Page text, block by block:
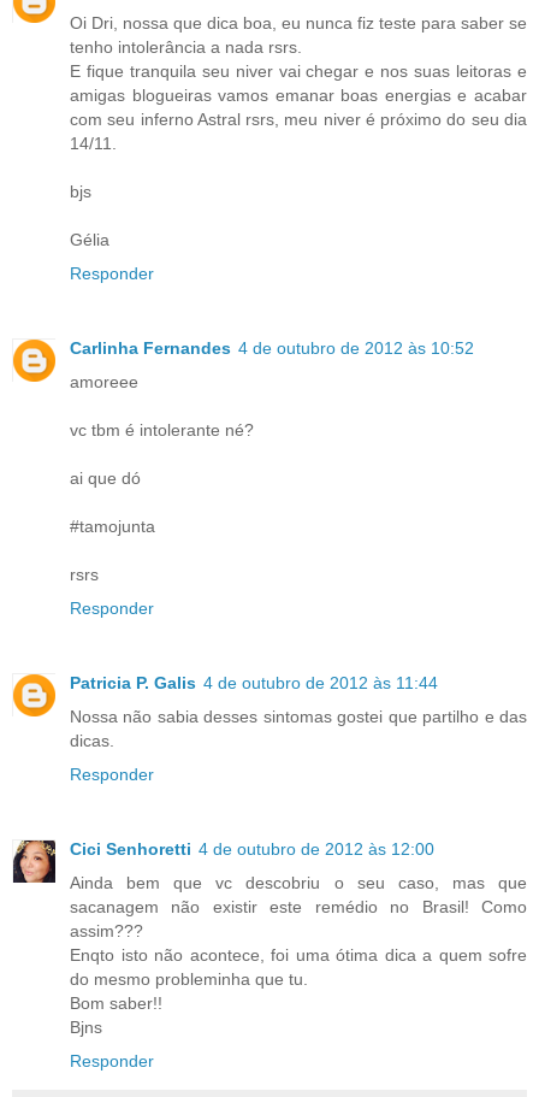
Oi Dri, nossa que dica boa, eu nunca fiz teste para saber se
tenho intolerância a nada rsrs.
E fique tranquila seu niver vai chegar e nos suas leitoras e
amigas blogueiras vamos emanar boas energias e acabar
com seu inferno Astral rsrs, meu niver é próximo do seu dia
14/11.
bjs
Gélia
Responder
Carlinha Fernandes 4 de outubro de 2012 às 10:52
amoreee
vc tbm é intolerante né?
ai que dó
#tamojunta
rsrs
Responder
Patricia P. Galis 4 de outubro de 2012 às 11:44
Nossa não sabia desses sintomas gostei que partilho e das
dicas.
Responder
Cici Senhoretti 4 de outubro de 2012 às 12:00
Ainda bem que vc descobriu o seu caso, mas que
sacanagem não existir este remédio no Brasil! Como
assim???
Enqto isto não acontece, foi uma ótima dica a quem sofre
do mesmo probleminha que tu.
Bom saber!!
Bjns
Responder